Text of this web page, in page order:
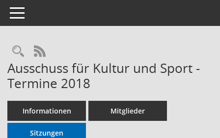
Toggle navigation
RSS-Feed
Ausschuss für Kultur und Sport -
Termine 2018
Informationen Mitglieder
Sitzungen